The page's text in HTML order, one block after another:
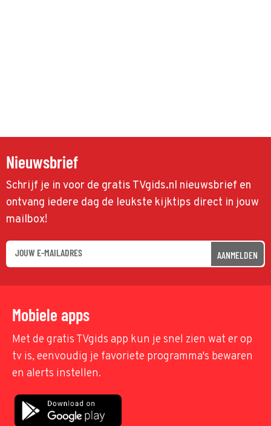
Nieuwsbrief
Schrijf je in voor de gratis TVgids.nl nieuwsbrief en
ontvang iedere dag de leukste kijktips direct in jouw
mailbox!
AANMELDEN
Mobiele apps
Met de gratis TVgids app kun je snel zien wat er op
tv is, eenvoudig je favoriete programma's bewaren
en alerts instellen.